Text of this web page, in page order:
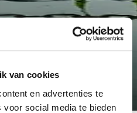
van cookies
en advertenties te
social media te bieden